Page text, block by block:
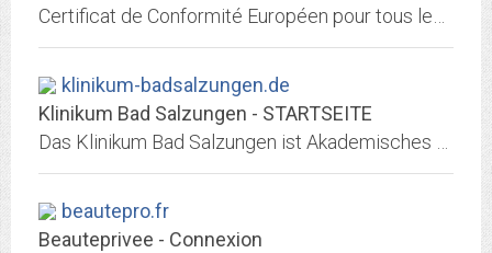
klinikum-badsalzungen.de
Klinikum Bad Salzungen - STARTSEITE
beautepro.fr
Beauteprivee - Connexion